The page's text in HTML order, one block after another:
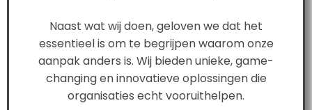
Naast wat wij doen, geloven we dat het
essentieel is om te begrijpen waarom onze
aanpak anders is. Wij bieden unieke, game-
changing en innovatieve oplossingen die
organisaties echt vooruithelpen.